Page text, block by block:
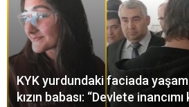
KYK yurdundaki faciada
kızın babası: “Devlete